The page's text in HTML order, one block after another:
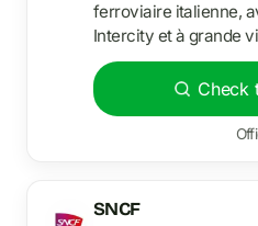
ferroviaire italienne,
Intercity et à grande
Check
SNCF